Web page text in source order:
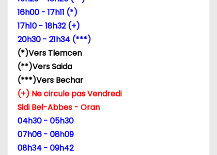
16h00 - 17h11 (*)
17h10 - 18h32 (+)
20h30 - 21h34 (***)
(*)Vers Tlemcen
(**)Vers Saida
(***)Vers Bechar
(+) Ne circule pas Vendredi
Sidi Bel-Abbes - Oran
04h30 - 05h30
07h06 - 08h09
08h34 - 09h42